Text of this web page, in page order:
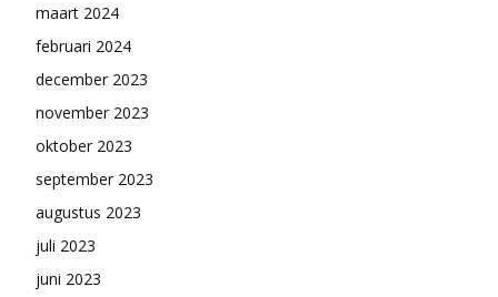
maart 2024
februari 2024
december 2023
november 2023
oktober 2023
september 2023
augustus 2023
juli 2023
juni 2023